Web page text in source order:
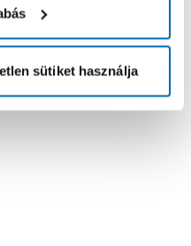
sütiket használja